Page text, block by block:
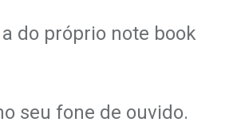
do próprio note book
seu fone de ouvido.